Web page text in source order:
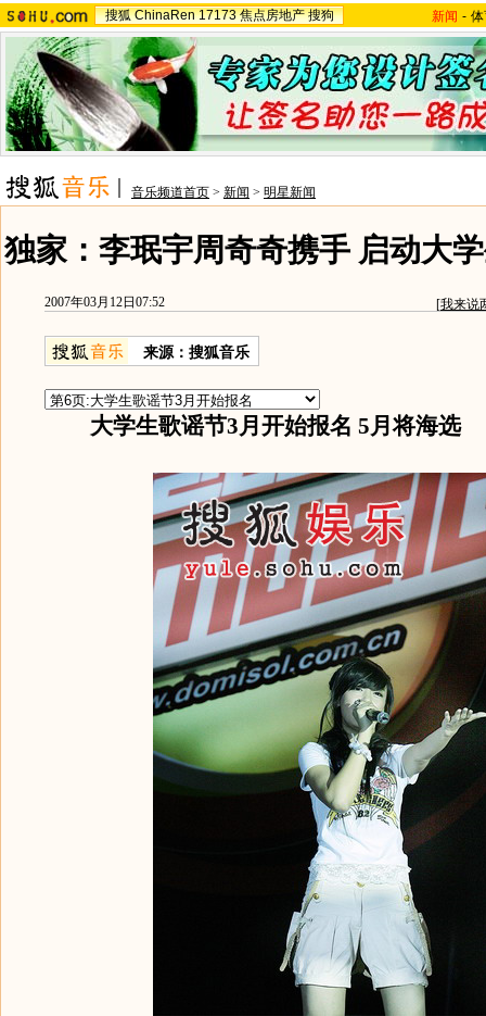
搜狐 ChinaRen 17173 焦点房地产 搜狗 新闻 -
音乐频道首页 > 新闻 > 明星新闻
独家：李珉宇周奇奇携手 启动大
2007年03月12日07:52 [我来说
来源：搜狐音乐
大学生歌谣节3月开始报名 5月将海选